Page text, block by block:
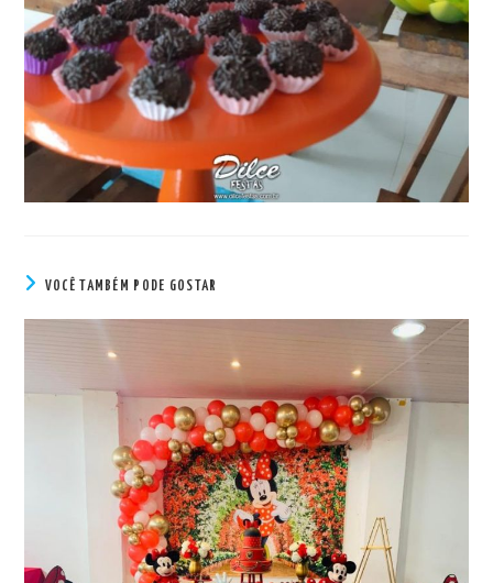
VOCÊ TAMBÉM PODE GOSTAR